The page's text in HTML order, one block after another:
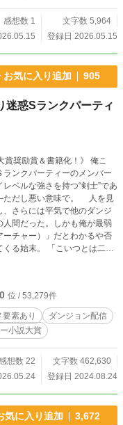
感想数 1
文字数 5,964
登録日 2026.05.15
お気に入り追加 905
迷惑Sランクパーティ
奨励賞＆書籍化！》 俺こ
ンクパーティーのメンバー
ベルな強さを持つ“剣士”であ
ただし悪い意味で。 人を見
さらには平気で他のダンジ
人間だった。しかも俺が最弱
チャー）」だとわかるや否
こいつとは二度
ィーと遭遇してしまい、問
し、豪気達は知らない。俺
到達しているということ
気達との戦いの様子が全国
しまうということを。 ※こ
の人物•団体•事件•法律など
す。
位 / 53,279件
要素あり
ダンジョン配信
小説大賞
想数 22
文字数 462,630
登録日 2024.08.24
気に入り追加 3,672